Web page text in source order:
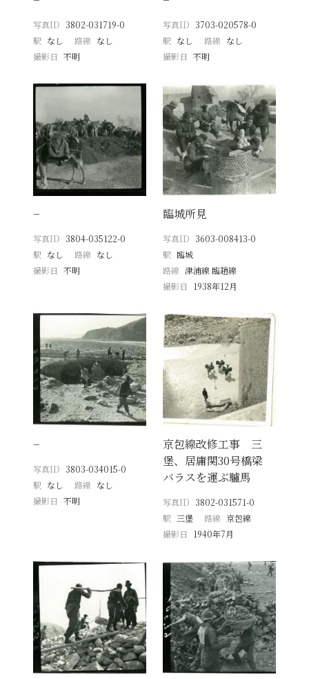
写真ID 3802-031719-0
駅 なし 路線 なし
撮影日
不明
写真ID 3703-020578-0
駅 なし 路線 なし
撮影日 不明
−
写真ID 3804-035122-0
駅 なし 路線 なし
撮影日
不明
臨城所見
写真ID 3603-008413-0
駅 臨城
路線 津浦線 臨趙線
撮影日
1938年12月
−
写真ID 3803-034015-0
駅 なし 路線 なし
撮影日
不明
京包線改修工事 三
堡、居庸関30号橋梁
バラスを運ぶ驢馬
写真ID 3802-031571-0
駅 三堡 路線 京包線
撮影日
1940年7月